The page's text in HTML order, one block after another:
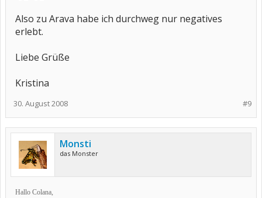
Also zu Arava habe ich durchweg nur negatives
erlebt.
Liebe Grüße
Kristina
#9
30. August 2008
Monsti
das Monster
Hallo Colana,